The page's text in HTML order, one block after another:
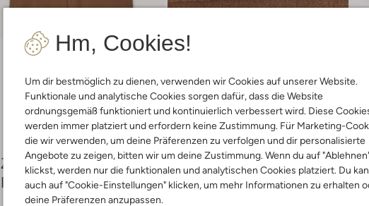
Hm, Cookies!
Um dir bestmöglich zu dienen, verwenden wir Cookies auf unserer Website.
Funktionale und analytische Cookies sorgen dafür, dass die Website
ordnungsgemäß funktioniert und kontinuierlich verbessert wird. Diese
werden immer platziert und erfordern keine Zustimmung. Für Marketing-
die wir verwenden, um deine Präferenzen zu verfolgen und dir personalisierte
Angebote zu zeigen, bitten wir um deine Zustimmung. Wenn du auf
klickst, werden nur die funktionalen und analytischen Cookies platziert. Du
auch auf "Cookie-Einstellungen" klicken, um mehr Informationen zu erhalten
deine Präferenzen anzupassen.
Lieferung & Rückgabe
Zusammensetzung &
Passform
Waschanleitung